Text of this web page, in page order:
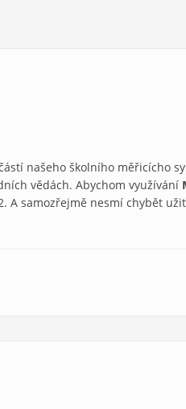
našeho školního měřicícho
vědách. Abychom využívání
samozřejmě nesmí chybět